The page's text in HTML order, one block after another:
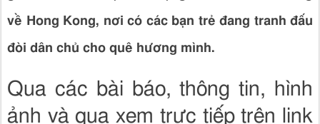
về Hong Kong, nơi có các bạn trẻ đang tranh đấu
đòi dân chủ cho quê hương mình.
Qua các bài báo, thông tin, hình
ảnh và qua xem trực tiếp trên link